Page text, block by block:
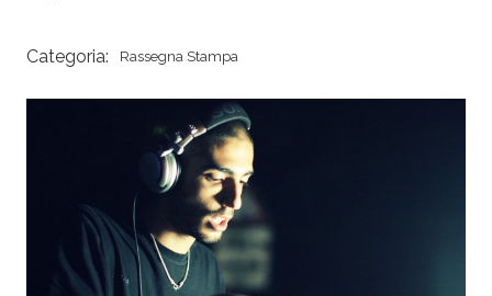
Categoria: Rassegna Stampa